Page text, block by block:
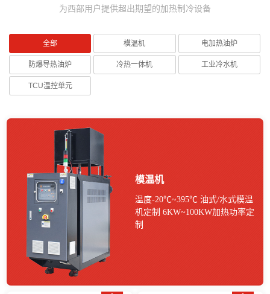
为西部用户提供超出期望的加热制冷设备
全部 模温机 电加热油炉
防爆导热油炉 冷热一体机 工业冷水机
TCU温控单元
模温机
温度-20℃~395℃ 油式/水式模温
机定制 6KW~100KW加热功率定
制